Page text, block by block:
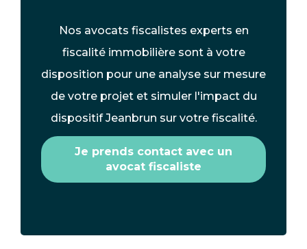
Nos avocats fiscalistes experts en
fiscalité immobilière sont à votre
disposition pour une analyse sur mesure
de votre projet et simuler l'impact du
dispositif Jeanbrun sur votre fiscalité.
Je prends contact avec un
avocat fiscaliste